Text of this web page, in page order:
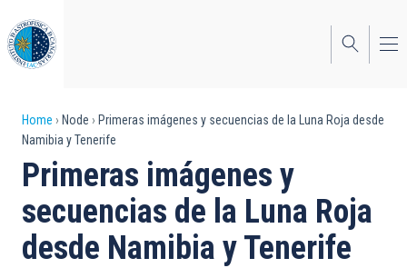
to
main
content
Breadcrumb
Home Node
Primeras imágenes y secuencias de la Luna Roja desde
Namibia y Tenerife
Primeras imágenes y
secuencias de la Luna Roja
desde Namibia y Tenerife